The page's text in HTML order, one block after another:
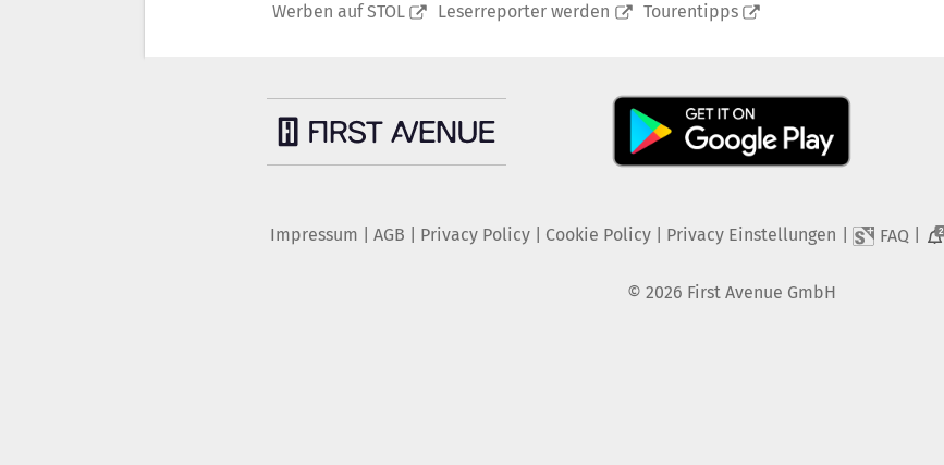
Werben auf STOL Leserreporter werden Tourentipps
Impressum AGB Privacy Policy| Cookie Policy| Privacy Einstellungen FAQ 2
© 2026 First Avenue GmbH